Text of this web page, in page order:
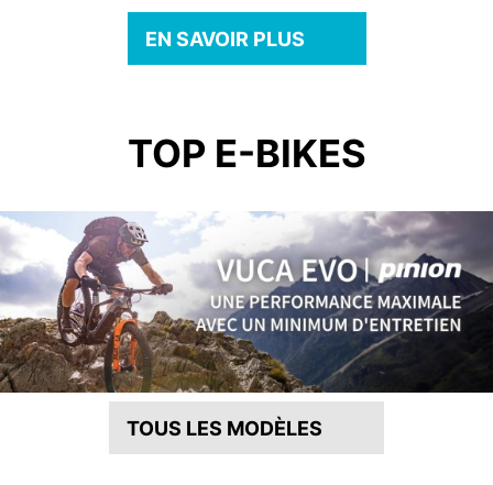
EN SAVOIR PLUS
TOP E-BIKES
TOUS LES MODÈLES